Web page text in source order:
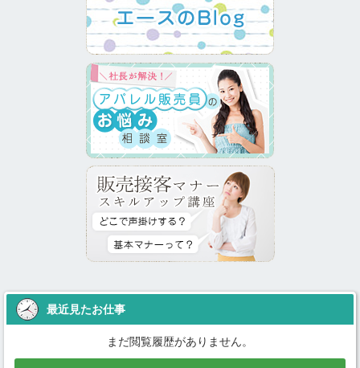
最近見たお仕事
まだ閲覧履歴がありません。